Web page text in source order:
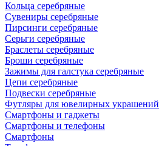
Кольца серебряные
Сувениры серебряные
Пирсинги серебряные
Серьги серебряные
Браслеты серебряные
Броши серебряные
Зажимы для галстука серебряные
Цепи серебряные
Подвески серебряные
Футляры для ювелирных украшений
Смартфоны и гаджеты
Смартфоны и телефоны
Смартфоны